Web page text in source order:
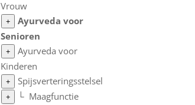
Vrouw
+
Ayurveda voor
Senioren
+
Ayurveda voor
Kinderen
+ Spijsverteringsstelsel
+ └ Maagfunctie